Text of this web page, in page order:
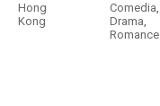
Hong
Kong
Comedia,
Drama,
Romance